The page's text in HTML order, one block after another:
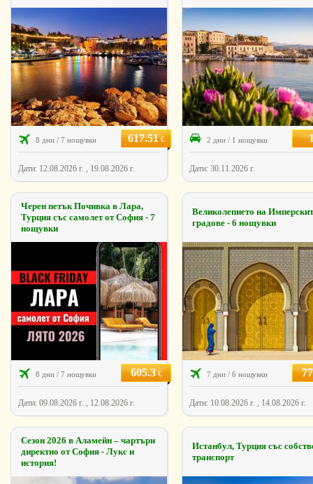
8 дни / 7 нощувки 617.51€
Дати: 12.08.2026 г. , 19.08.2026 г.
2 дни / 1 нощувки
Дати: 30.11.2026 г.
Черен петък Почивка в Лара,
Турция със самолет от София - 7
нощувки
8 дни / 7 нощувки 605.3€
Дати: 09.08.2026 г. , 12.08.2026 г.
Великолепието на
градове - 6 нощувки
7 дни / 6 нощувки
Дати: 10.08.2026 г. , 14.08.2026 г.
Сезон 2026 в Аламейн – чартъри
директно от София - Лукс и
история!
Истанбул, Турция със
транспорт